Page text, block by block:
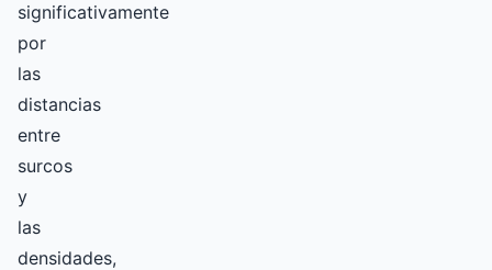
significativamente
por
las
distancias
entre
surcos
y
las
densidades,